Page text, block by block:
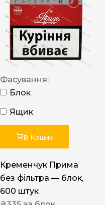
Фасування:
Блок
Ящик
В Кошик
Кременчук Прима
без фільтра — блок,
600 штук